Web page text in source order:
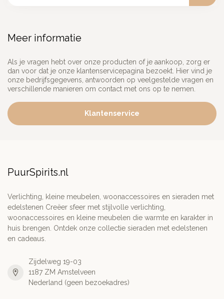
Meer informatie
Als je vragen hebt over onze producten of je aankoop, zorg er
dan voor dat je onze klantenservicepagina bezoekt. Hier vind je
onze bedrijfsgegevens, antwoorden op veelgestelde vragen en
verschillende manieren om contact met ons op te nemen.
Klantenservice
PuurSpirits.nl
Verlichting, kleine meubelen, woonaccessoires en sieraden met
edelstenen Creëer sfeer met stijlvolle verlichting,
woonaccessoires en kleine meubelen die warmte en karakter in
huis brengen. Ontdek onze collectie sieraden met edelstenen
en cadeaus.
Zijdelweg 19-03
1187 ZM Amstelveen
Nederland (geen bezoekadres)